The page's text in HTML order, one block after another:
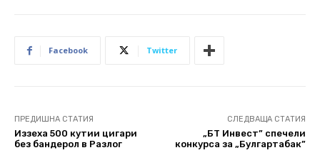
Facebook Twitter
ПРЕДИШНА СТАТИЯ
Иззеха 500 кутии цигари
без бандерол в Разлог
СЛЕДВАЩА СТАТИЯ
„БТ Инвест” спечели
конкурса за „Булгартабак”